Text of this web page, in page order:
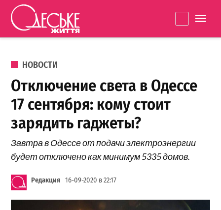
Перейти к содержанию
життя
ОПУБЛИКОВАНО В
НОВОСТИ
Отключение света в Одессе
17 сентября: кому стоит
зарядить гаджеты?
Завтра в Одессе от подачи электроэнергии
будет отключено как минимум 5335 домов.
Редакция 16-09-2020 в 22:17